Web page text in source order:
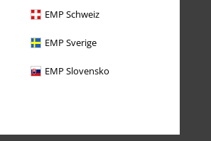
EMP Schweiz
EMP Sverige
EMP Slovensko